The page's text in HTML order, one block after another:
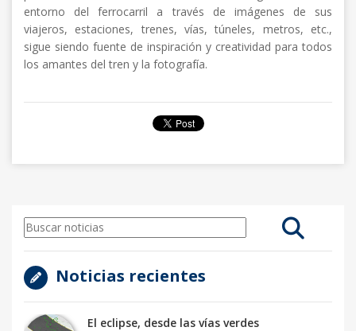
entorno del ferrocarril a través de imágenes de sus
viajeros, estaciones, trenes, vías, túneles, metros, etc.,
sigue siendo fuente de inspiración y creatividad para todos
los amantes del tren y la fotografía.
Noticias recientes
El eclipse, desde las vías verdes